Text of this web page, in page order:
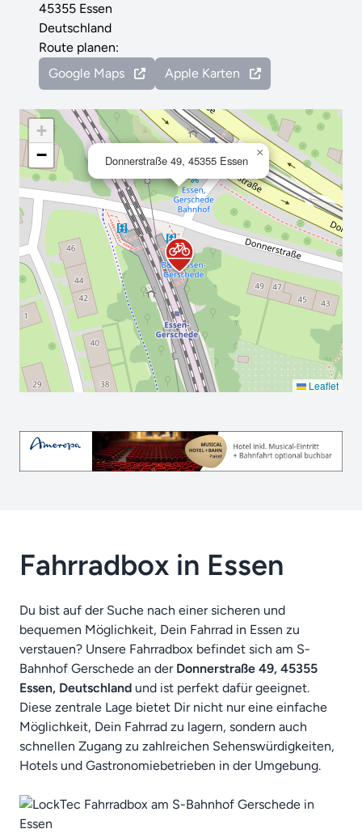
45355 Essen
Deutschland
Route planen:
Google Maps
Apple Karten
Donnerstraße 49, 45355 Essen
×
+
−
Leaflet
Fahrradbox in Essen
Du bist auf der Suche nach einer sicheren und
bequemen Möglichkeit, Dein Fahrrad in Essen zu
verstauen? Unsere Fahrradbox befindet sich am S-
Bahnhof Gerschede an der Donnerstraße 49, 45355
Essen, Deutschland und ist perfekt dafür geeignet.
Diese zentrale Lage bietet Dir nicht nur eine einfache
Möglichkeit, Dein Fahrrad zu lagern, sondern auch
schnellen Zugang zu zahlreichen Sehenswürdigkeiten,
Hotels und Gastronomiebetrieben in der Umgebung.